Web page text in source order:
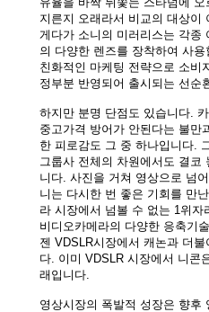
지른지 오래라서 비교의 대상이
게다가 소니의 미러리스는 각종
의 다양한 렌즈를 장착하여 사
친화적인 마케팅 전략으로 소비
정부분 반영되어 출시되는 선순
하지만 분명 단점도 있습니다.
중고가격 방어가 안된다는 불만
한 피로감도 그 중 하나입니다.
그룹사 전체의 차원에서도 결코
니다. 사진을 거쳐 영상으로 넘
니는 다시한 번 좋은 기회를 만
라 시장에서 넘볼 수 없는 1위자
비디오카메라의 다양한 응축기
젠 VDSLR시장에서 캐논과 더
다. 이미 VDSLR 시장에서 니콘
래입니다.
영상시장의 폭발적 성장은 향후